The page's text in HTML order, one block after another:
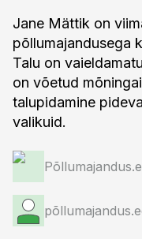
Jane Mättik on
põllumajandusega
Talu on
on võetud
talupidamine
valikuid.